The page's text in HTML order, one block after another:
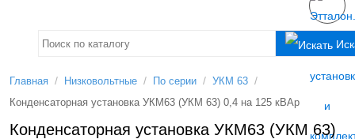
Главная / Низковольтные / По серии / УКМ 63 /
Конденсаторная установка УКМ63 (УКМ 63) 0,4 на 125 кВАр
Конденсаторная установка УКМ63 (УКМ 63)